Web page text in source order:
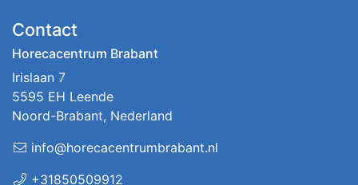
Contact
Horecacentrum Brabant
Irislaan 7
5595 EH Leende
Noord-Brabant, Nederland
info@horecacentrumbrabant.nl
+31850509912